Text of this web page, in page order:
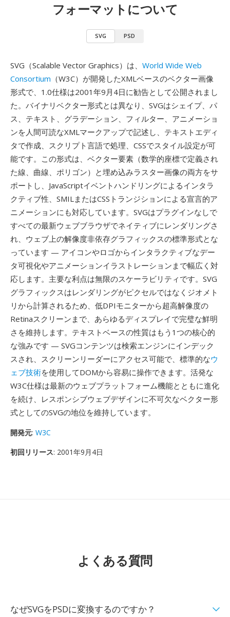
フォーマットについて
SVG PSD
SVG（Scalable Vector Graphics）は、 World Wide Web
Consortium （W3C）が開発したXMLベースのベクター画像
形式で、1.0仕様は2001年9月4日に勧告として公開されまし
た。バイナリベクター形式とは異なり、SVGはシェイプ、パ
ス、テキスト、グラデーション、フィルター、アニメーショ
ンを人間可読なXMLマークアップで記述し、テキストエディ
タで作成、スクリプト言語で処理、CSSでスタイル設定が可
能です。この形式は、ベクター要素（数学的座標で定義され
た線、曲線、ポリゴン）と埋め込みラスター画像の両方をサ
ポートし、JavaScriptイベントハンドリングによるインタラ
クティブ性、SMILまたはCSSトランジションによる宣言的ア
ニメーションにも対応しています。SVGはプラグインなしで
すべての最新ウェブブラウザでネイティブにレンダリングさ
れ、ウェブ上の解像度非依存グラフィックスの標準形式とな
っています — アイコンやロゴからインタラクティブなデー
タ可視化やアニメーションイラストレーションまで幅広く対
応します。主要な利点は無限のスケーラビリティです。SVG
グラフィックスはレンダリングがピクセルではなくジオメト
リから計算されるため、低DPIモニターから超高解像度の
Retinaスクリーンまで、あらゆるディスプレイで完璧な鮮明
さを維持します。テキストベースの性質はもう1つの核心的
な強みです — SVGコンテンツは検索エンジンにインデック
スされ、スクリーンリーダーにアクセス可能で、標準的なウ
ェブ技術を使用してDOMから容易に操作できます。活発な
W3C仕様は最新のウェブプラットフォーム機能とともに進化
を続け、レスポンシブウェブデザインに不可欠なベクター形
式としてのSVGの地位を維持しています。
開発元: W3C
初回リリース: 2001年9月4日
よくある質問
なぜSVGをPSDに変換するのですか？